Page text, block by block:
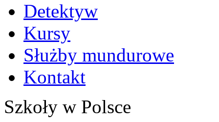
Detektyw
Kursy
Służby mundurowe
Kontakt
Szkoły w Polsce